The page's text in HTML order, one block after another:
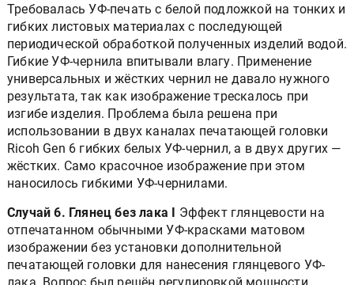
Требовалась УФ-печать с белой подложкой на тонких и
гибких листовых материалах с последующей
периодической обработкой полученных изделий водой.
Гибкие УФ-чернила впитывали влагу. Применение
универсальных и жёстких чернил не давало нужного
результата, так как изображение трескалось при
изгибе изделия. Проблема была решена при
использовании в двух каналах печатающей головки
Ricoh Gen 6 гибких белых УФ-чернил, а в двух других —
жёстких. Само красочное изображение при этом
наносилось гибкими УФ-чернилами.
Случай 6. Глянец без лака І Эффект глянцевости на
отпечатанном обычными УФ-красками матовом
изображении без установки дополнительной
печатающей головки для нанесения глянцевого УФ-
лака. Вопрос был решён регулировкой мощности